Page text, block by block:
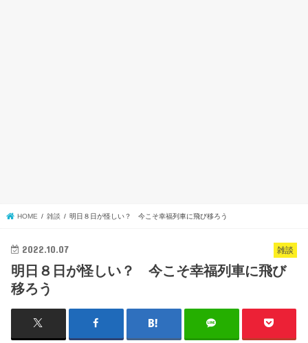
HOME 雑談 明日８日が怪しい？ 今こそ幸福列車に飛び移ろう
雑談
2022.10.07
明日８日が怪しい？ 今こそ幸福列車に飛び
移ろう